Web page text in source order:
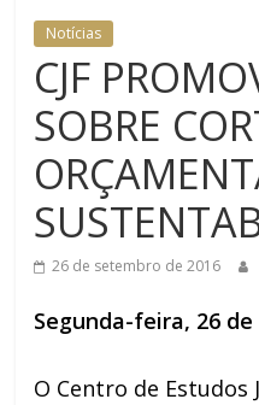
Notícias
CJF
SOBRE
26 de setembro de 2016
Segunda-feira, 26
O Centro de Estudos